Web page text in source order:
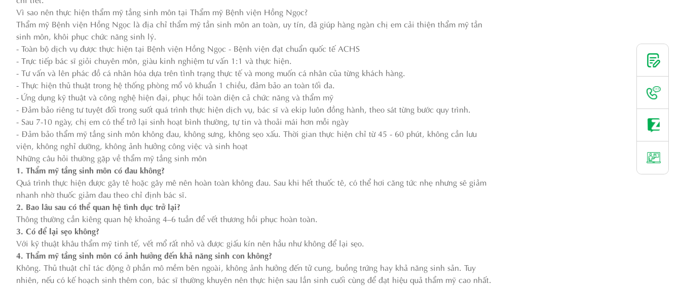
Vì sao nên thực hiện thẩm mỹ tầng sinh môn tại Thẩm mỹ Bệnh viện Hồng Ngọc?
Thẩm mỹ Bệnh viện Hồng Ngọc là địa chỉ thẩm mỹ tần sinh môn an toàn, uy tín, đã giúp hàng ngàn chị em cải thiện thẩm mỹ tần
sinh môn, khôi phục chức năng sinh lý.
- Toàn bộ dịch vụ được thực hiện tại Bệnh viện Hồng Ngọc - Bệnh viện đạt chuẩn quốc tế ACHS
- Trực tiếp bác sĩ giỏi chuyên môn, giàu kinh nghiệm tư vấn 1:1 và thực hiện.
- Tư vấn và lên phác đồ cá nhân hóa dựa trên tình trạng thực tế và mong muốn cá nhân của từng khách hàng.
- Thực hiện thủ thuật trong hệ thống phòng mổ vô khuẩn 1 chiều, đảm bảo an toàn tối đa.
- Ứng dụng kỹ thuật và công nghệ hiện đại, phục hồi toàn diện cả chức năng và thẩm mỹ
- Đảm bảo riêng tư tuyệt đối trong suốt quá trình thực hiện dịch vụ, bác sĩ và ekip luôn đồng hành, theo sát từng bước quy trình.
- Sau 7-10 ngày, chị em có thể trở lại sinh hoạt bình thường, tự tin và thoải mái hơn mỗi ngày
- Đảm bảo thẩm mỹ tầng sinh môn không đau, không sưng, không sẹo xấu. Thời gian thực hiện chỉ từ 45 - 60 phút, không cần lưu
viện, không nghỉ dưỡng, không ảnh hưởng công việc và sinh hoạt
Những câu hỏi thường gặp về thẩm mỹ tầng sinh môn
1. Thẩm mỹ tầng sinh môn có đau không?
Quá trình thực hiện được gây tê hoặc gây mê nên hoàn toàn không đau. Sau khi hết thuốc tê, có thể hơi căng tức nhẹ nhưng sẽ giảm
nhanh nhờ thuốc giảm đau theo chỉ định bác sĩ.
2. Bao lâu sau có thể quan hệ tình dục trở lại?
Thông thường cần kiêng quan hệ khoảng 4–6 tuần để vết thương hồi phục hoàn toàn.
3. Có để lại sẹo không?
Với kỹ thuật khâu thẩm mỹ tinh tế, vết mổ rất nhỏ và được giấu kín nên hầu như không để lại sẹo.
4. Thẩm mỹ tầng sinh môn có ảnh hưởng đến khả năng sinh con không?
Không. Thủ thuật chỉ tác động ở phần mô mềm bên ngoài, không ảnh hưởng đến tử cung, buồng trứng hay khả năng sinh sản. Tuy
nhiên, nếu có kế hoạch sinh thêm con, bác sĩ thường khuyên nên thực hiện sau lần sinh cuối cùng để đạt hiệu quả thẩm mỹ cao nhất.